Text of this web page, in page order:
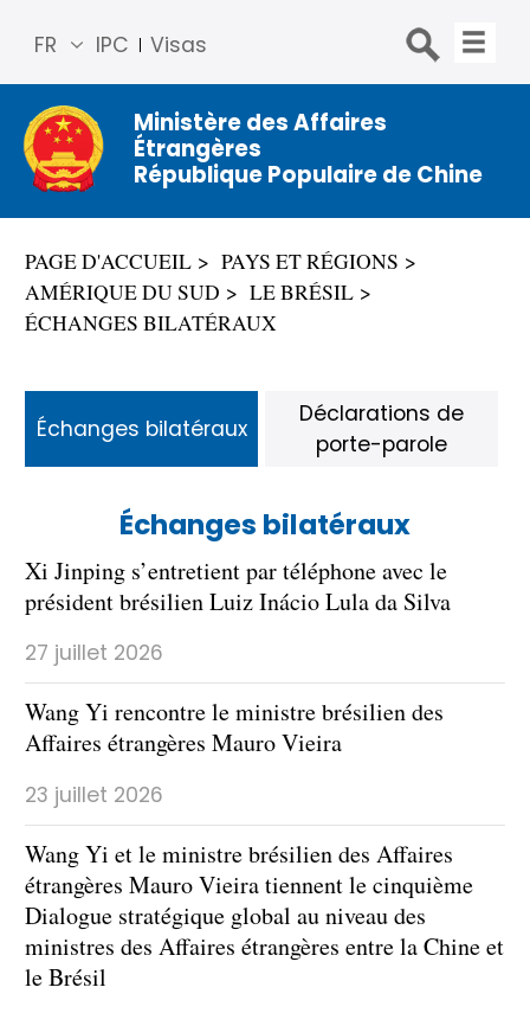
IPC Visas
FR
简体
中文
Engli
sh
Русс
Espa
ñol
Ministère des Affaires
Étrangères
République Populaire de Chine
PAGE D'ACCUEIL
PAYS ET RÉGIONS
AMÉRIQUE DU SUD
LE BRÉSIL
ÉCHANGES BILATÉRAUX
Échanges bilatéraux
Xi Jinping s’entretient par téléphone avec le
président brésilien Luiz Inácio Lula da Silva
27 juillet 2026
Wang Yi rencontre le ministre brésilien des
Affaires étrangères Mauro Vieira
23 juillet 2026
Wang Yi et le ministre brésilien des Affaires
étrangères Mauro Vieira tiennent le cinquième
Dialogue stratégique global au niveau des
ministres des Affaires étrangères entre la Chine et
le Brésil
Échanges bilatéraux
Déclarations de
porte-parole